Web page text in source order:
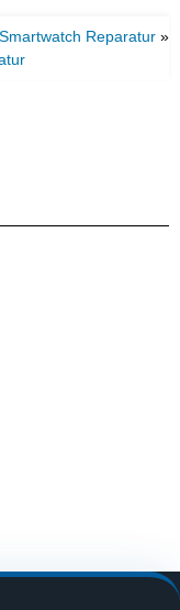
Reparatur »